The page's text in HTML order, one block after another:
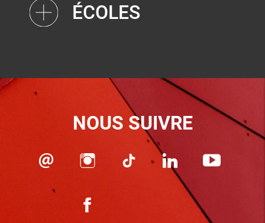
ÉCOLES
NOUS SUIVRE